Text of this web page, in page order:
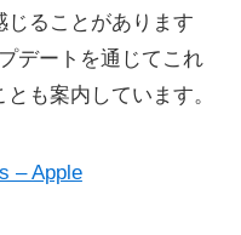
じることがあります
デートを通じてこれ
も案内しています。
– Apple